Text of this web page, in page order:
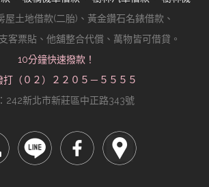
屋土地借款(二胎)、黃金鑽石名錶借款、
客票貼、他舖整合代償、萬物皆可借貸。
10分鐘快速撥款！
打（０２）２２０５－５５５５
242新北市新莊區中正路343號